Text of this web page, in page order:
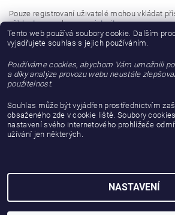
Pouze registrovaní uživatelé mohou vkládat
přihlaste senebo seregistrujte.
Buďte první, kdo napíše příspěvek k této
Přidat hodnocení
2026 © gattanera.com, všechna práva
Tento web používá soubory cookie. Dalším
vyjadřujete souhlas s jejich používáním.
Používáme cookies, abychom Vám umožnili
a díky analýze provozu webu neustále
použitelnost.
Souhlas může být vyjádřen prostřednictvím
obsaženého zde v cookie liště. Soubory
nastavení svého internetového prohlížeče
užívání jen některých.
NASTAVENÍ